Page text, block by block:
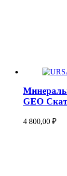
GEO
4 800,00 ₽